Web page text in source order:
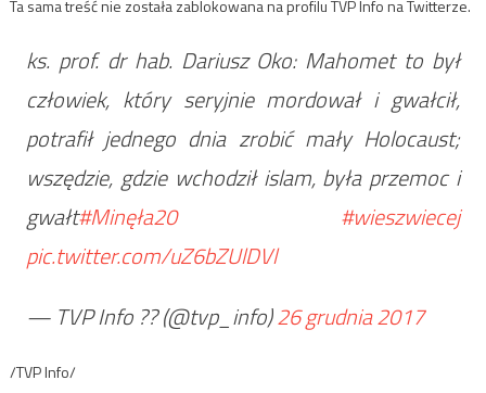
Ta sama treść nie została zablokowana na profilu TVP Info na Twitterze.
ks. prof. dr hab. Dariusz Oko: Mahomet to był
człowiek, który seryjnie mordował i gwałcił,
potrafił jednego dnia zrobić mały Holocaust;
wszędzie, gdzie wchodził islam, była przemoc i
gwałt#Minęła20
#wieszwiecej
pic.twitter.com/uZ6bZUlDVl
— TVP Info ?? (@tvp_info)26 grudnia 2017
/TVP Info/